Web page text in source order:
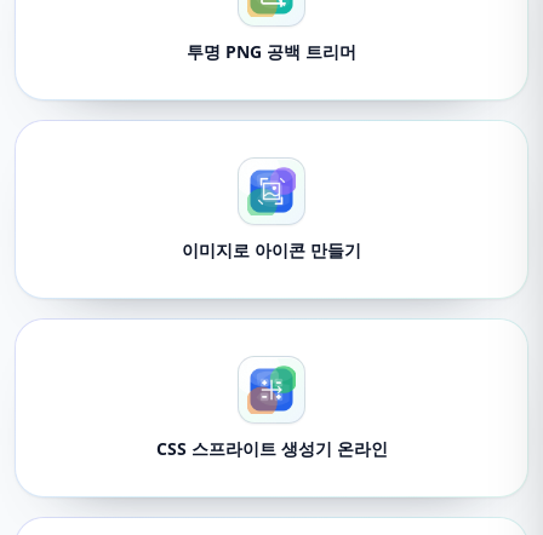
투명 PNG 공백 트리머
이미지로 아이콘 만들기
CSS 스프라이트 생성기 온라인